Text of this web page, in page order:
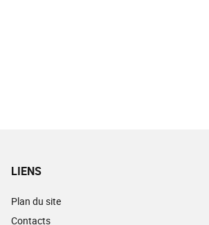
LIENS
Plan du site
Contacts